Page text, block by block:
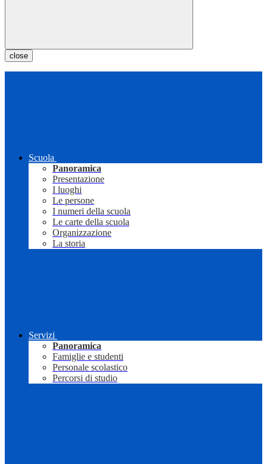
close
Scuola
Panoramica
Presentazione
I luoghi
Le persone
I numeri della scuola
Le carte della scuola
Organizzazione
La storia
Servizi
Panoramica
Famiglie e studenti
Personale scolastico
Percorsi di studio